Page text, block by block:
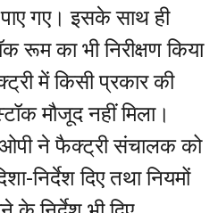
पाए गए। इसके साथ ही
रूम का भी निरीक्षण किया
में किसी प्रकार की
मौजूद नहीं मिला।
ने फैक्ट्री संचालक को
निर्देश दिए तथा नियमों